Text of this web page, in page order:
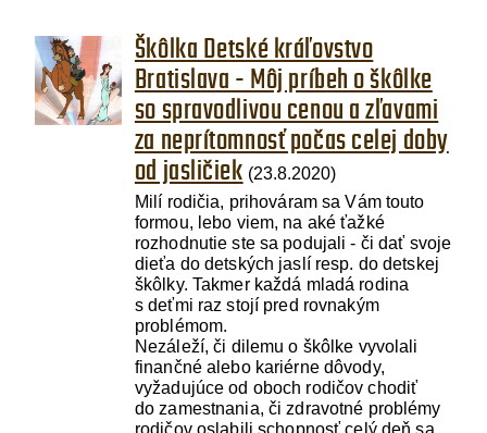
Škôlka Detské kráľovstvo
Bratislava - Môj príbeh o škôlke
so spravodlivou cenou a zľavami
za neprítomnosť počas celej doby
od jasličiek (23.8.2020)
Milí rodičia, prihováram sa Vám touto
formou, lebo viem, na aké ťažké
rozhodnutie ste sa podujali - či dať svoje
dieťa do detských jaslí resp. do detskej
škôlky. Takmer každá mladá rodina
s deťmi raz stojí pred rovnakým
problémom.
Nezáleží, či dilemu o škôlke vyvolali
finančné alebo kariérne dôvody,
vyžadujúce od oboch rodičov chodiť
do zamestnania, či zdravotné problémy